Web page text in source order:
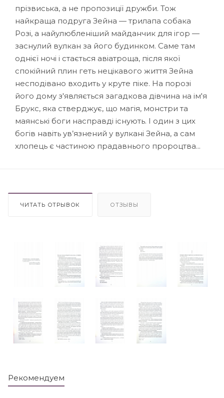
прізвиська, а не пропозиції дружби. Тож
найкраща подруга Зейна — трилапа собака
Розі, а найулюбленіший майданчик для ігор —
заснулий вулкан за його будинком. Саме там
однієї ночі і стається авіатроща, після якої
спокійний плин геть нецікавого життя Зейна
несподівано входить у круте піке. На порозі
його дому з'являється загадкова дівчина на ім'я
Брукс, яка стверджує, що магія, монстри та
маянські боги насправді існують. І один з цих
богів навіть ув’язнений у вулкані Зейна, а сам
хлопець є частиною прадавнього пророцтва...
ЧИТАТЬ ОТРЫВОК ОТЗЫВЫ
Рекомендуем